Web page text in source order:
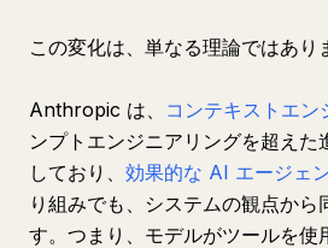
この変化は、単なる理論ではあり
Anthropic は、 コンテキストエン
ンプトエンジニアリングを超えた
しており、 効果的な AI エージェ
り組みでも、システムの観点から
す。つまり、モデルがツールを使